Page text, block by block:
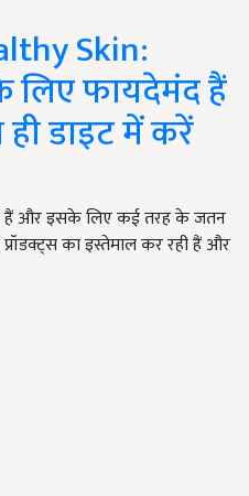
Skin:
लिए फायदेमंद हैं
डाइट में करें
हैं और इसके लिए कई तरह के जतन
का इस्तेमाल कर रही हैं और